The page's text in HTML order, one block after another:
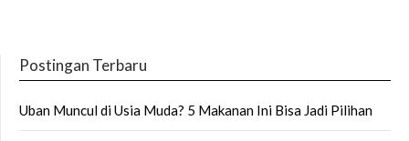
Postingan Terbaru
Uban Muncul di Usia Muda? 5 Makanan Ini Bisa Jadi Pilihan